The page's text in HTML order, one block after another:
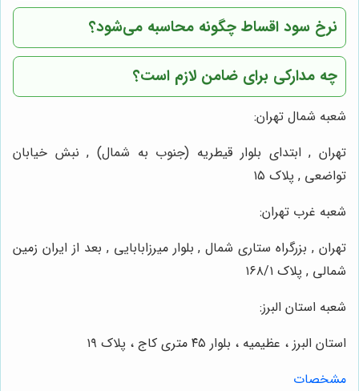
نرخ سود اقساط چگونه محاسبه می‌شود؟
چه مدارکی برای ضامن لازم است؟
شعبه شمال تهران:
تهران , ابتدای بلوار قیطریه (جنوب به شمال) , نبش خیابان
تواضعی , پلاک ۱۵
شعبه غرب تهران:
تهران , بزرگراه ستاری شمال , بلوار میرزابابایی , بعد از ایران زمین
شمالی , پلاک ۱۶۸/۱
شعبه استان البرز:
استان البرز ، عظیمیه ، بلوار ۴۵ متری کاج ، پلاک ۱۹
مشخصات